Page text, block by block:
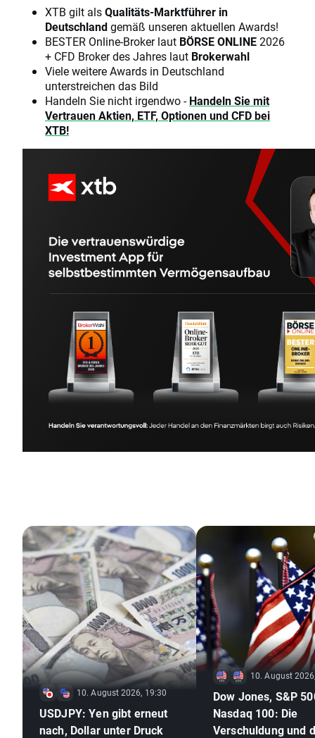
XTB gilt alsQualitäts-Marktführer in
Deutschlandgemäß unseren aktuellen Awards!
BESTER Online-Broker laut BÖRSE ONLINE2026
+ CFD Broker des Jahres laut Brokerwahl
Viele weitere Awards in Deutschland
unterstreichen das Bild
Handeln Sie nicht irgendwo -Handeln Sie mit
Vertrauen Aktien, ETF, Optionen und CFD bei
XTB!
10. August 2026, 19:30
USDJPY: Yen gibt erneut
nach, Dollar unter Druck
10. August
Dow Jones, S&P
Nasdaq 100: Die
Verschuldung und